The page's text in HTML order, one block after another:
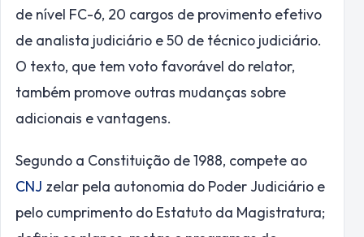
de nível FC-6, 20 cargos de provimento efetivo
de analista judiciário e 50 de técnico judiciário.
O texto, que tem voto favorável do relator,
também promove outras mudanças sobre
adicionais e vantagens.
Segundo a Constituição de 1988, compete ao
CNJ zelar pela autonomia do Poder Judiciário e
pelo cumprimento do Estatuto da Magistratura;